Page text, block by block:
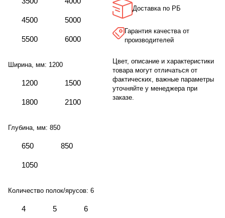
4500 5000
5500 6000
Ширина, мм: 1200
1200 1500
1800 2100
Глубина, мм: 850
650 850
1050
Количество полок/ярусов: 6
4 5 6
Доставка по РБ
Гарантия качества от
производителей
Цвет, описание и характеристики
товара могут отличаться от
фактических, важные параметры
уточняйте у менеджера при
заказе.